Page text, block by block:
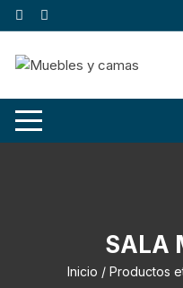
Saltar
al
contenido
SALA
Inicio / Productos